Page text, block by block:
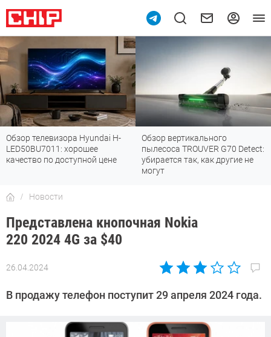
Обзор телевизора Hyundai H-
LED50BU7011: хорошее
качество по доступной цене
Обзор вертикального
пылесоса TROUVER G70 Detect:
убирается так, как другие не
могут
Новости
Представлена кнопочная Nokia
220 2024 4G за $40
26.04.2024
Автор:
Калашников
В продажу телефон поступит 29 апреля 2024 года.